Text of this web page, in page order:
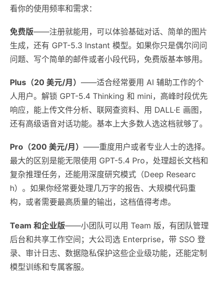
看你的使用频率和需求：
免费版——注册就能用，可以体验基础对话、简单的图片
生成，还有 GPT-5.3 Instant 模型。如果你只是偶尔问问
问题、写个简单的邮件或者小段代码，免费版基本够用。
Plus（20 美元/月） ——适合经常要用 AI 辅助工作的个
人用户。解锁 GPT-5.4 Thinking 和 mini，高峰时段优先
响应，能上传文件分析、联网查资料、用 DALL·E 画图，
还有高级语音对话功能。基本上大多数人选这档就够了。
Pro（200 美元/月） ——重度用户或者专业人士的选择。
最大的区别是能无限使用 GPT-5.4 Pro，处理超长文档和
复杂推理任务，还能用深度研究模式（Deep Researc
h）。如果你经常要处理几万字的报告、大规模代码重
构，或者需要最高质量的输出，这档值得考虑。
Team 和企业版——小团队可以用 Team 版，有团队管理
后台和共享工作空间；大公司选 Enterprise，带 SSO 登
录、审计日志、数据隐私保护这些企业级功能，还能定制
模型训练和专属客服。